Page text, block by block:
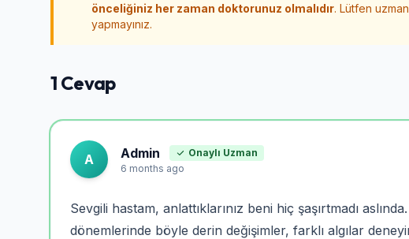
önceliğiniz her zaman doktorunuz olmalıdır. Lütfen
yapmayınız.
1 Cevap
A Admin
Onaylı Uzman
6 months ago
Sevgili hastam, anlattıklarınız beni hiç şaşırtmadı
dönemlerinde böyle derin değişimler, farklı algılar